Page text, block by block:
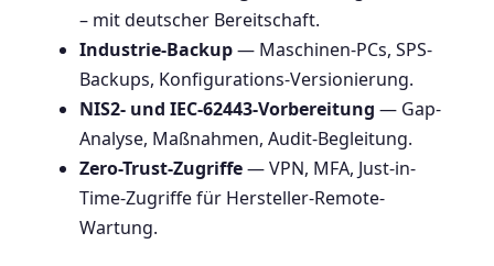
– mit deutscher Bereitschaft.
Industrie-Backup— Maschinen-PCs, SPS-
Backups, Konfigurations-Versionierung.
NIS2- und IEC-62443-Vorbereitung — Gap-
Analyse, Maßnahmen, Audit-Begleitung.
Zero-Trust-Zugriffe— VPN, MFA, Just-in-
Time-Zugriffe für Hersteller-Remote-
Wartung.